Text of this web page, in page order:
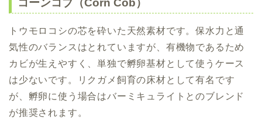
コーンコブ（Corn Cob）
トウモロコシの芯を砕いた天然素材です。保水力と通
気性のバランスはとれていますが、有機物であるため
カビが生えやすく、単独で孵卵基材として使うケース
は少ないです。リクガメ飼育の床材として有名です
が、孵卵に使う場合はバーミキュライトとのブレンド
が推奨されます。